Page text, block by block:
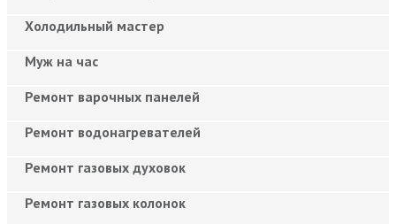
Холодильный мастер
Муж на час
Ремонт варочных панелей
Ремонт водонагревателей
Ремонт газовых духовок
Ремонт газовых колонок